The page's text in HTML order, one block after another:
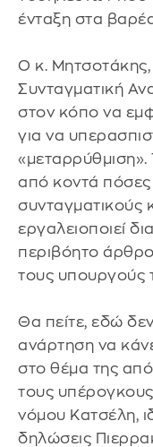
ένταξη στα
Ο κ. Μητσοτάκης,
Συνταγματική
στον κόπο να
για να
από κοντά πόσες
συνταγματικούς
εργαλειοποιεί
περιβόητο
τους υπουργούς
Θα πείτε, εδώ
ανάρτηση να
στο θέμα της
τους
νόμου Κατσέλη,
δηλώσεις